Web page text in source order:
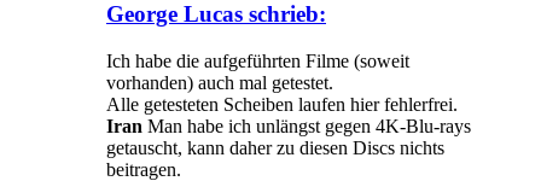
George Lucas schrieb:
Ich habe die aufgeführten Filme (soweit
vorhanden) auch mal getestet.
Alle getesteten Scheiben laufen hier fehlerfrei.
Iran Man habe ich unlängst gegen 4K-Blu-rays
getauscht, kann daher zu diesen Discs nichts
beitragen.